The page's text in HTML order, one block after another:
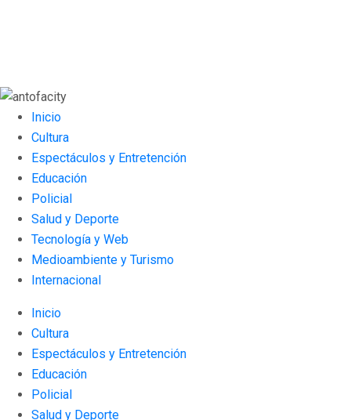
Inicio
Cultura
Espectáculos y Entretención
Educación
Policial
Salud y Deporte
Tecnología y Web
Medioambiente y Turismo
Internacional
Inicio
Cultura
Espectáculos y Entretención
Educación
Policial
Salud y Deporte